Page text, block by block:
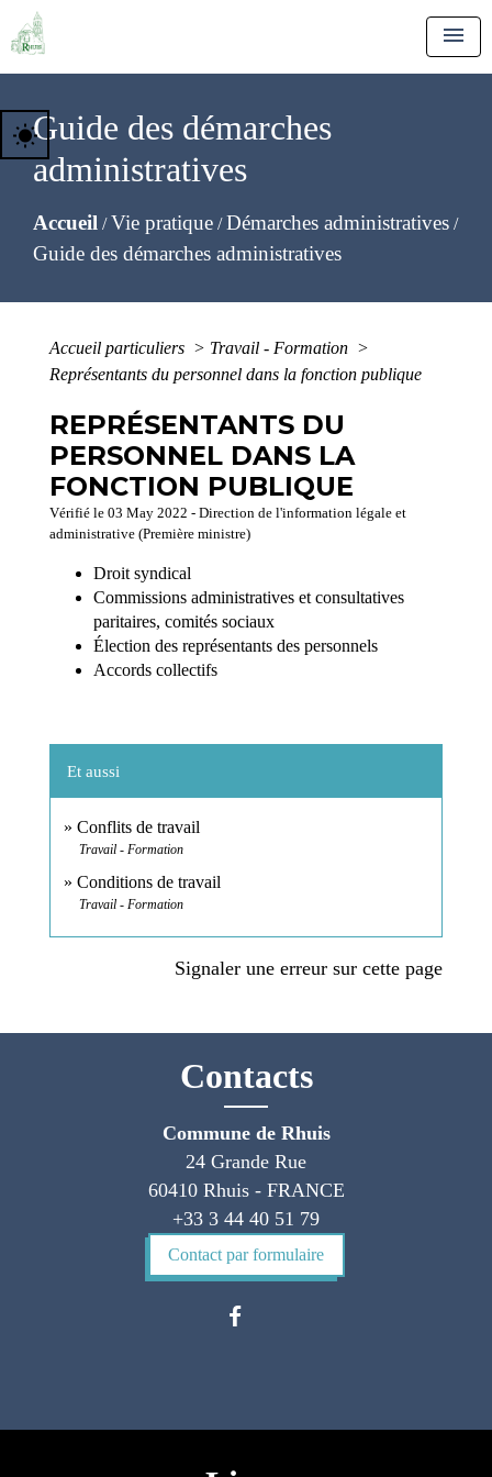
menu
Guide des démarches
administratives
Accueil /Vie pratique /Démarches administratives /
Guide des démarches administratives
wb_sunny
Accueil particuliers > Travail - Formation >
Représentants du personnel dans la fonction publique
REPRÉSENTANTS DU
PERSONNEL DANS LA
FONCTION PUBLIQUE
Vérifié le 03 May 2022 - Direction de l'information légale et
administrative (Première ministre)
Droit syndical
Commissions administratives et consultatives
paritaires, comités sociaux
Élection des représentants des personnels
Accords collectifs
Et aussi
Conflits de travail
Travail - Formation
Conditions de travail
Travail - Formation
Signaler une erreur sur cette page
Contacts
Commune de Rhuis
24 Grande Rue
60410 Rhuis - FRANCE
+33 3 44 40 51 79
Contact par formulaire